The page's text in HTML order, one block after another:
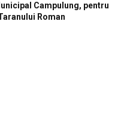
Campulung, pentru
Roman